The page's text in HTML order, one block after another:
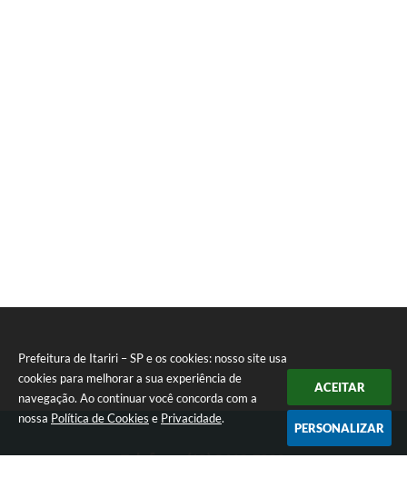
Prefeitura de Itariri – SP e os cookies: nosso site usa
cookies para melhorar a sua experiência de
navegação. Ao continuar você concorda com a
nossa Política de Cookies e Privacidade.
ACEITAR
PERSONALIZAR
Telefone: (13) 3418-7300